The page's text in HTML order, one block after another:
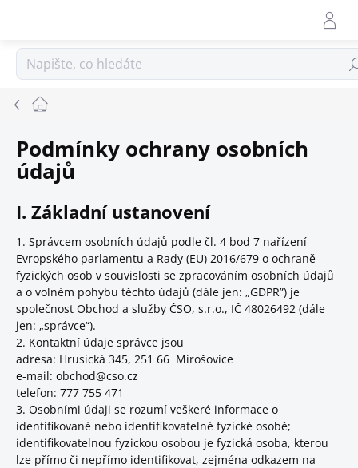
Domů
Podmínky ochrany osobních
údajů
I. Základní ustanovení
1. Správcem osobních údajů podle čl. 4 bod 7 nařízení
Evropského parlamentu a Rady (EU) 2016/679 o ochraně
fyzických osob v souvislosti se zpracováním osobních údajů
a o volném pohybu těchto údajů (dále jen: „GDPR”) je
společnost Obchod a služby ČSO, s.r.o., IČ 48026492 (dále
jen: „správce“).
2. Kontaktní údaje správce jsou
adresa: Hrusická 345, 251 66 Mirošovice
e-mail: obchod@cso.cz
telefon: 777 755 471
3. Osobními údaji se rozumí veškeré informace o
identifikované nebo identifikovatelné fyzické osobě;
identifikovatelnou fyzickou osobou je fyzická osoba, kterou
lze přímo či nepřímo identifikovat, zejména odkazem na